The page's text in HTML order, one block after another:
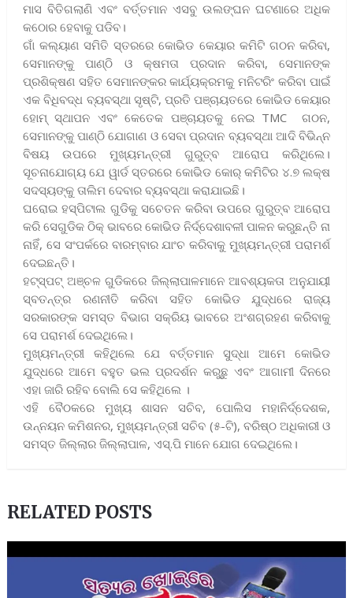
ମାସ ବିତିଗଲାଣି ଏବଂ ବର୍ତ୍ତମାନ ଏସବୁ ଉଲଙ୍ଘନ ଘଟଣାରେ ଅଧିକ
କଠୋର ହେବାକୁ ପଡିବ।
ଗାଁ କଲ୍ୟାଣ ସମିତି ସ୍ତରରେ କୋଭିଡ କେୟାର କମିଟି ଗଠନ କରିବା,
ସେମାନଙ୍କୁ ପାଣ୍ଠି ଓ କ୍ଷମତା ପ୍ରଦାନ କରିବା, ସେମାନଙ୍କ
ପ୍ରଶିକ୍ଷଣ ସହିତ ସେମାନଙ୍କର କାର୍ଯ୍ୟକ୍ରମକୁ ମନିଟରିଂ କରିବା ପାଇଁ
ଏକ ବିଧିବଦ୍ଧ ବ୍ୟବସ୍ଥା ସୃଷ୍ଟି, ପ୍ରତି ପଞ୍ଚାୟତରେ କୋଭିଡ କେୟାର
ହୋମ୍‌ ସ୍ଥାପନ ଏବଂ କେତେକ ପଞ୍ଚାୟତକୁ ନେଇ TMC ଗଠନ,
ସେମାନଙ୍କୁ ପାଣ୍ଠି ଯୋଗାଣ ଓ ସେବା ପ୍ରଦାନ ବ୍ୟବସ୍ଥା ଆଦି ବିଭିନ୍ନ
ବିଷୟ ଉପରେ ମୁଖ୍ୟମନ୍ତ୍ରୀ ଗୁରୁତ୍ବ ଆରୋପ କରିଥିଲେ।
ସୂଚନାଯୋଗ୍ୟ ଯେ ୱାର୍ଡ ସ୍ତରରେ କୋଭିଡ କୋର୍‌ କମିଟିର ୪.୭ ଲକ୍ଷ
ସଦସ୍ୟଙ୍କୁ ତାଲିମ ଦେବାର ବ୍ୟବସ୍ଥା କରାଯାଇଛି।
ଘରୋଇ ହସ୍‌ପିଟାଲ ଗୁଡିକୁ ସଚେତନ କରିବା ଉପରେ ଗୁରୁତ୍ବ ଆରୋପ
କରି ସେଗୁଡିକ ଠିକ୍‌ ଭାବରେ କୋଭିଡ ନିର୍ଦ୍ଦେଶାବଳୀ ପାଳନ କରୁଛନ୍ତି ନା
ନାହିଁ, ସେ ସଂପର୍କରେ ବାରମ୍ବାର ଯାଂଚ କରିବାକୁ ମୁଖ୍ୟମନ୍ତ୍ରୀ ପରାମର୍ଶ
ଦେଇଛନ୍ତି।
ହଟ୍‌ସ୍ପଟ୍‌ ଅଞ୍ଚଳ ଗୁଡିକରେ ଜିଲ୍ଲାପାଳମାନେ ଆବଶ୍ୟକତା ଅନୁଯାୟୀ
ସ୍ବତନ୍ତ୍ର ରଣନୀତି କରିବା ସହିତ କୋଭିଡ ଯୁଦ୍ଧରେ ରାଜ୍ୟ
ସରକାରଙ୍କ ସମସ୍ତ ବିଭାଗ ସକ୍ରିୟ ଭାବରେ ଅଂଶଗ୍ରହଣ କରିବାକୁ
ସେ ପରାମର୍ଶ ଦେଇଥିଲେ।
ମୁଖ୍ୟମନ୍ତ୍ରୀ କହିଥିଲେ ଯେ ବର୍ତ୍ତମାନ ସୁଦ୍ଧା ଆମେ କୋଭିଡ
ଯୁଦ୍ଧରେ ଆମେ ବହୁତ ଭଲ ପ୍ରଦର୍ଶନ କରୁଛୁ ଏବଂ ଆଗାମୀ ଦିନରେ
ଏହା ଜାରି ରହିବ ବୋଲି ସେ କହିଥିଲେ ।
ଏହି ବୈଠକରେ ମୁଖ୍ୟ ଶାସନ ସଚିବ, ପୋଲିସ ମହାନିର୍ଦ୍ଦେଶକ,
ଉନ୍ନୟନ କମିଶନର, ମୁଖ୍ୟମନ୍ତ୍ରୀ ସଚିବ (୫-ଟି), ବରିଷ୍ଠ ଅଧିକାରୀ ଓ
ସମସ୍ତ ଜିଲ୍ଲାର ଜିଲ୍ଲାପାଳ, ଏସ୍‌.ପି ମାନେ ଯୋଗ ଦେଇଥିଲେ।
RELATED POSTS